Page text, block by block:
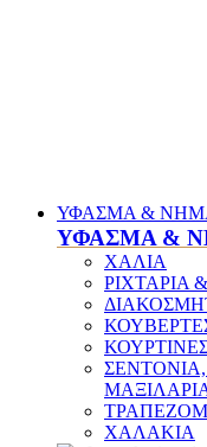
ΥΦΑΣΜΑ &
ΥΦΑΣΜΑ &
ΧΑΛΙΑ
ΡΙΧΤΑΡΙΑ
ΧΑΛΑΚΙΑ